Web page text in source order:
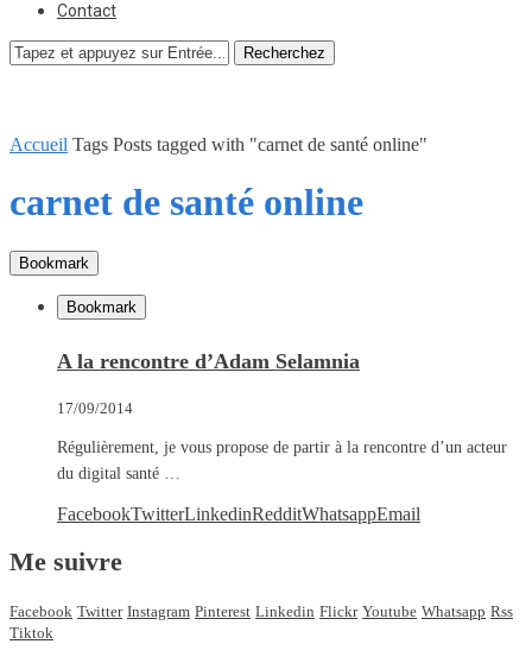
Contact
Recherchez
Accueil Tags Posts tagged with "carnet de santé online"
carnet de santé online
Bookmark
Bookmark
A la rencontre d’Adam Selamnia
17/09/2014
Régulièrement, je vous propose de partir à la rencontre d’un acteur
du digital santé …
FacebookTwitterLinkedinRedditWhatsappEmail
Me suivre
Facebook Twitter Instagram Pinterest Linkedin Flickr Youtube Whatsapp Rss
Tiktok